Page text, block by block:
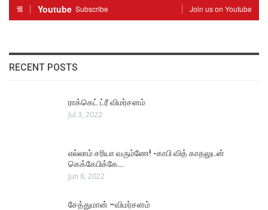
Youtube Subscribe Join us on Youtube
RECENT POSTS
ராக்கெட் ட்ரீ விமர்சனம்
Jul 3, 2022
எல்லாம் சரியா வரும்ணே! -காபி வித் காதலுடன்
கெக்கேபிக்கே…
Jun 8, 2022
சேத்துமான் –விமர்சனம்